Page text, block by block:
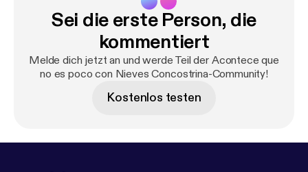
Sei die erste Person, die
kommentiert
Melde dich jetzt an und werde Teil der Acontece que
no es poco con Nieves Concostrina-Community!
Kostenlos testen